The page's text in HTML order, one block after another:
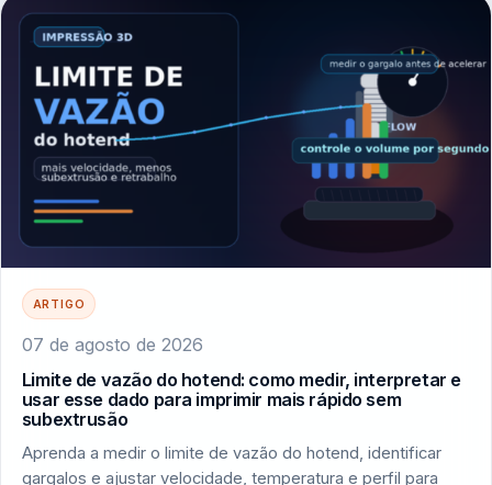
ARTIGO
07 de agosto de 2026
Limite de vazão do hotend: como medir, interpretar e
usar esse dado para imprimir mais rápido sem
subextrusão
Aprenda a medir o limite de vazão do hotend, identificar
gargalos e ajustar velocidade, temperatura e perfil para